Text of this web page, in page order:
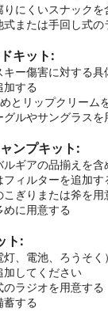
にくいスナックを
または手回し式
キット:
ー傷害に対する具
する
とリップクリーム
ルやサングラスを
ンプキット:
ギアの品揃えを含
ィルターを追加す
ぎりまたは斧を用
に用意する
ト:
、電池、ろうそく
してください
ラジオを用意する
する